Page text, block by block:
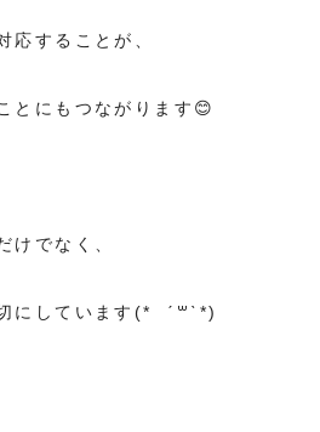
応することが、
とにもつながります😊
けでなく、
にしています(* ˊ꒳ˋ*)